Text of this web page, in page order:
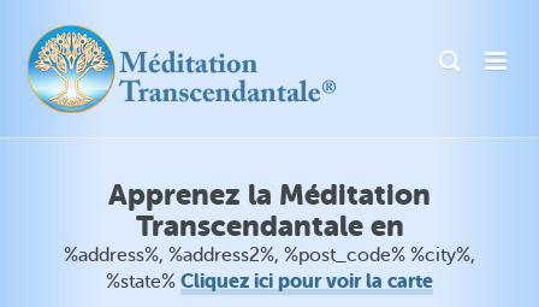
Apprenez la Méditation
Transcendantale en
%address%, %address2%, %post_code% %city%,
%state% Cliquez ici pour voir la carte